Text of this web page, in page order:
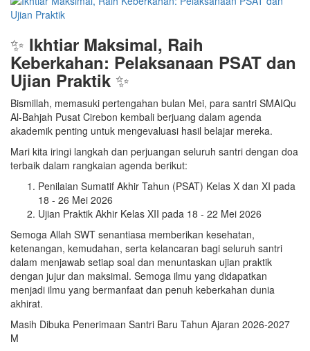
✨ Ikhtiar Maksimal, Raih
Keberkahan: Pelaksanaan PSAT dan
Ujian Praktik ✨
Bismillah, memasuki pertengahan bulan Mei, para santri SMAIQu
Al-Bahjah Pusat Cirebon kembali berjuang dalam agenda
akademik penting untuk mengevaluasi hasil belajar mereka.
Mari kita iringi langkah dan perjuangan seluruh santri dengan doa
terbaik dalam rangkaian agenda berikut:
Penilaian Sumatif Akhir Tahun (PSAT) Kelas X dan XI pada
18 - 26 Mei 2026
Ujian Praktik Akhir Kelas XII pada 18 - 22 Mei 2026
Semoga Allah SWT senantiasa memberikan kesehatan,
ketenangan, kemudahan, serta kelancaran bagi seluruh santri
dalam menjawab setiap soal dan menuntaskan ujian praktik
dengan jujur dan maksimal. Semoga ilmu yang didapatkan
menjadi ilmu yang bermanfaat dan penuh keberkahan dunia
akhirat.
Masih Dibuka Penerimaan Santri Baru Tahun Ajaran 2026-2027
M